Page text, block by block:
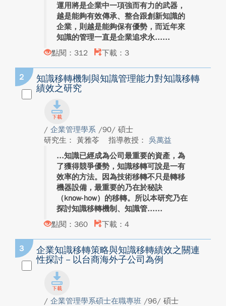
運用將是企業中一項強而有力的武器，
越是能夠有效傳承、整合跟創新知識的
企業，則越是能夠保有優勢，而近年來
知識的管理一直是企業追求永...
點閱：312
下載：3
2
知識移轉機制與知識管理能力對知識移轉
績效之研究
/ 企業管理學系 /90/ 碩士
研究生： 黃雅苓
指導教授： 吳萬益
知識已經成為公司最重要的資產，為
了獲得競爭優勢，知識移轉可說是一有
效率的方法。因為技術移轉不只是轉移
機器設備，最重要的乃在於秘訣
（know-how）的移轉。所以本研究乃在
探討知識移轉機制、知識管...
點閱：360
下載：4
3
企業知識移轉策略與知識移轉績效之關連
性探討－以台商海外子公司為例
/ 企業管理學系碩士在職專班 /96/ 碩士